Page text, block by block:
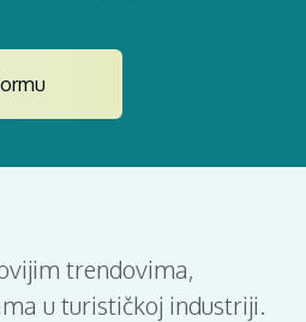
trendovima,
u turističkoj industriji.